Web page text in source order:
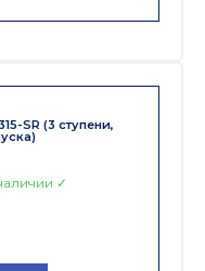
SR (3 ступени,
✓